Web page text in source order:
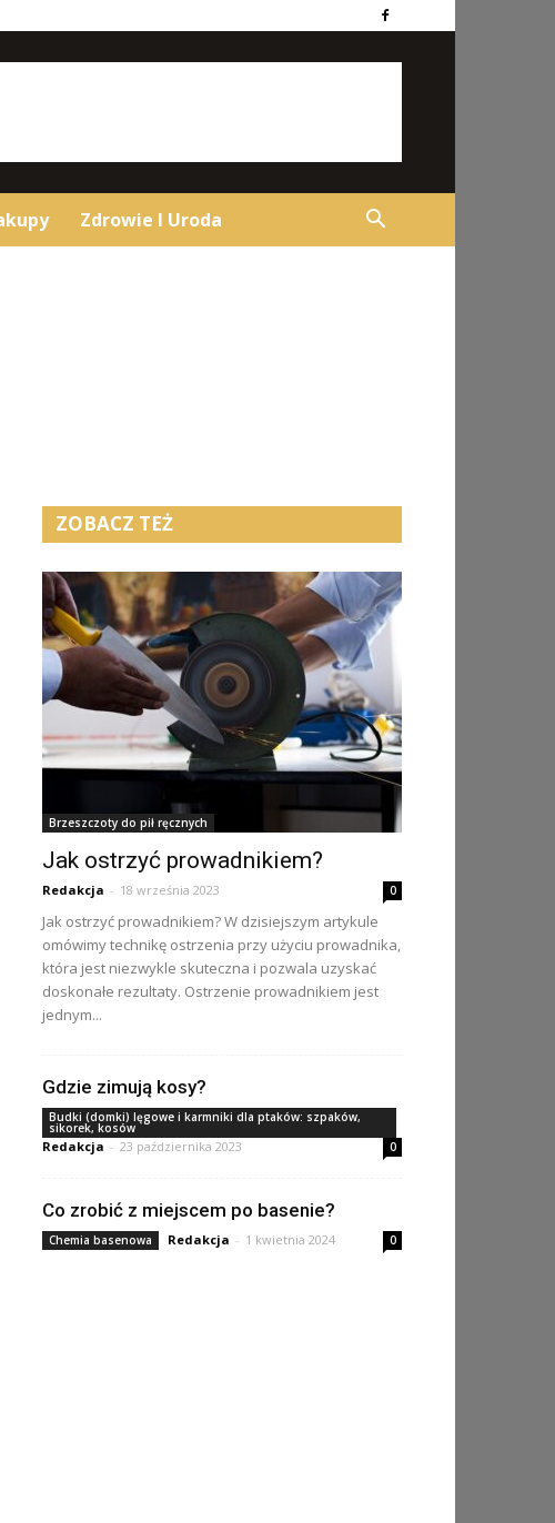
Zdrowie I Uroda
ZOBACZ TEŻ
Brzeszczoty do pił ręcznych
Jak ostrzyć prowadnikiem?
Redakcja - 18 września 2023 0
Jak ostrzyć prowadnikiem? W dzisiejszym artykule
omówimy technikę ostrzenia przy użyciu prowadnika,
która jest niezwykle skuteczna i pozwala uzyskać
doskonałe rezultaty. Ostrzenie prowadnikiem jest
jednym...
Gdzie zimują kosy?
Budki (domki) lęgowe i karmniki dla ptaków: szpaków,
sikorek, kosów
Redakcja - 23 października 2023 0
Co zrobić z miejscem po basenie?
Chemia basenowa Redakcja - 1 kwietnia 2024 0